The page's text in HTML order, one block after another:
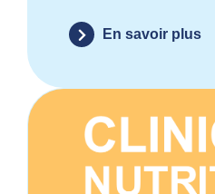
En savoir plus